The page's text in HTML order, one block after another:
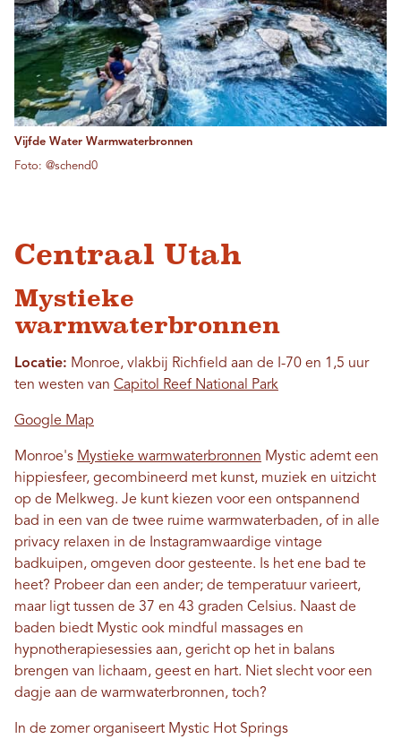
Vijfde Water Warmwaterbronnen
Foto: @schend0
Centraal Utah
Mystieke
warmwaterbronnen
Locatie: Monroe, vlakbij Richfield aan de I-70 en 1,5 uur
ten westen van Capitol Reef National Park
Google Map
Monroe's Mystieke warmwaterbronnen Mystic ademt een
hippiesfeer, gecombineerd met kunst, muziek en uitzicht
op de Melkweg. Je kunt kiezen voor een ontspannend
bad in een van de twee ruime warmwaterbaden, of in alle
privacy relaxen in de Instagramwaardige vintage
badkuipen, omgeven door gesteente. Is het ene bad te
heet? Probeer dan een ander; de temperatuur varieert,
maar ligt tussen de 37 en 43 graden Celsius. Naast de
baden biedt Mystic ook mindful massages en
hypnotherapiesessies aan, gericht op het in balans
brengen van lichaam, geest en hart. Niet slecht voor een
dagje aan de warmwaterbronnen, toch?
In de zomer organiseert Mystic Hot Springs